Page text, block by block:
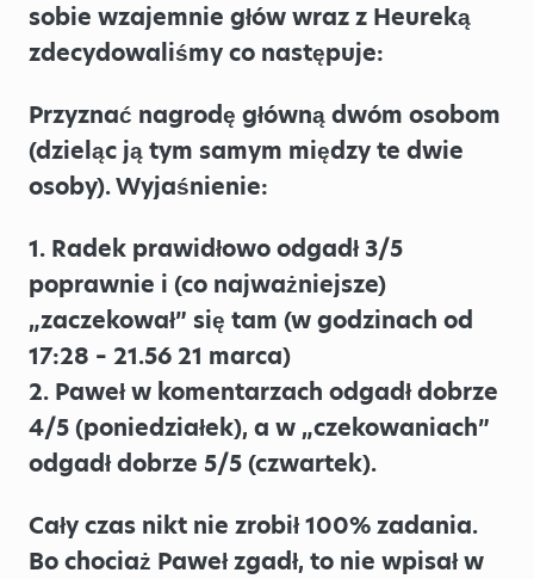
sobie wzajemnie głów wraz z Heureką
zdecydowaliśmy co następuje:
Przyznać nagrodę główną dwóm osobom
(dzieląc ją tym samym między te dwie
osoby). Wyjaśnienie:
1. Radek prawidłowo odgadł 3/5
poprawnie i (co najważniejsze)
„zaczekował” się tam (w godzinach od
17:28 – 21.56 21 marca)
2. Paweł w komentarzach odgadł dobrze
4/5 (poniedziałek), a w „czekowaniach”
odgadł dobrze 5/5 (czwartek).
Cały czas nikt nie zrobił 100% zadania.
Bo chociaż Paweł zgadł, to nie wpisał w